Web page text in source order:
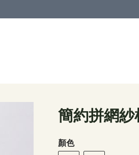
簡約拼網
顏色